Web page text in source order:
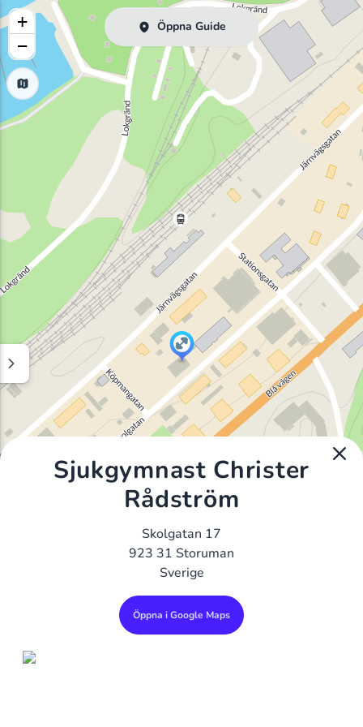
Öppna Guide
+
−
Sjukgymnast Christer
Rådström
Skolgatan 17
923 31 Storuman
Sverige
Öppna i Google Maps